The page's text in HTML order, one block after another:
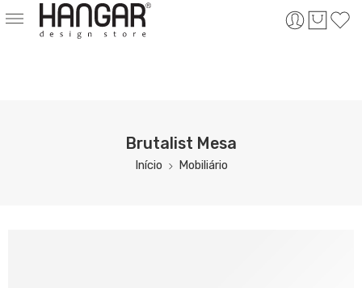
Brutalist Mesa
Início Mobiliário